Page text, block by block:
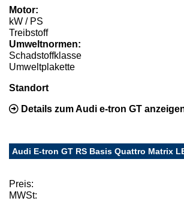
Motor:
kW / PS
Treibstoff
Umweltnormen:
Schadstoffklasse
Umweltplakette
Standort
Details zum Audi e-tron GT
Audi E-tron GT RS Basis Quattro Matrix
Preis:
MWSt: